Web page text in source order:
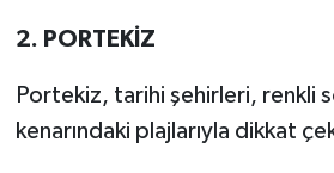
2. PORTEKİZ
Portekiz, tarihi şehirleri, renkli
kenarındaki plajlarıyla dikkat